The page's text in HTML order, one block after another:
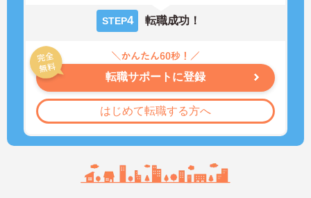
STEP4 転職成功！
転職サポートに登録
はじめて転職する方へ